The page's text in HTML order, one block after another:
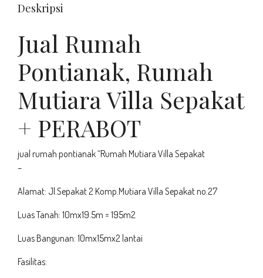
Deskripsi
Jual Rumah
Pontianak, Rumah
Mutiara Villa Sepakat
+ PERABOT
jual rumah pontianak“Rumah Mutiara Villa Sepakat
–
Alamat: Jl.Sepakat 2 Komp.Mutiara Villa Sepakat no.27
Luas Tanah: 10mx19.5m = 195m2
Luas Bangunan: 10mx15mx2 lantai
Fasilitas: